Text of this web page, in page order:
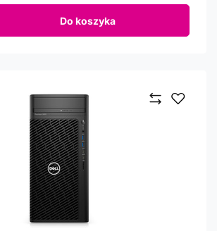
Do koszyka